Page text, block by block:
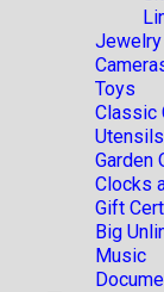
Jewelry
Toys
Classic
Utensils
Garden
Clocks
Gift
Big
Music